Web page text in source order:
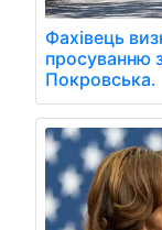
Фахівець
просуванню
Покровська.